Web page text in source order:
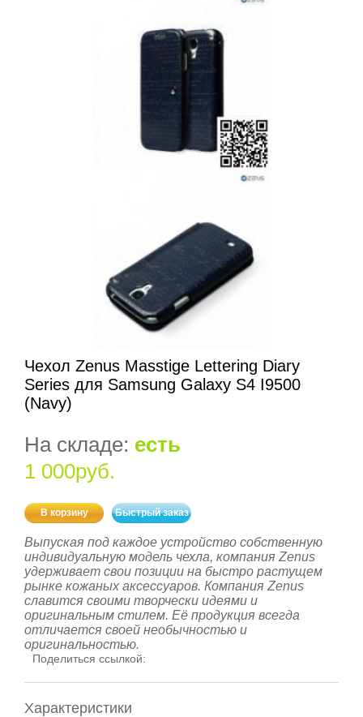
Чехол Zenus Masstige Lettering Diary
Series для Samsung Galaxy S4 I9500
(Navy)
На складе: есть
1 000руб.
В корзину Быстрый заказ
Выпуская под каждое устройство собственную
индивидуальную модель чехла, компания Zenus
удерживает свои позиции на быстро растущем
рынке кожаных аксессуаров. Компания Zenus
славится своими творчески идеями и
оригинальным стилем. Её продукция всегда
отличается своей необычностью и
оригинальностью.
Поделиться ссылкой:
Характеристики